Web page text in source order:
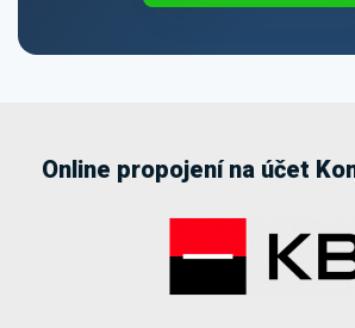
Online propojení na účet